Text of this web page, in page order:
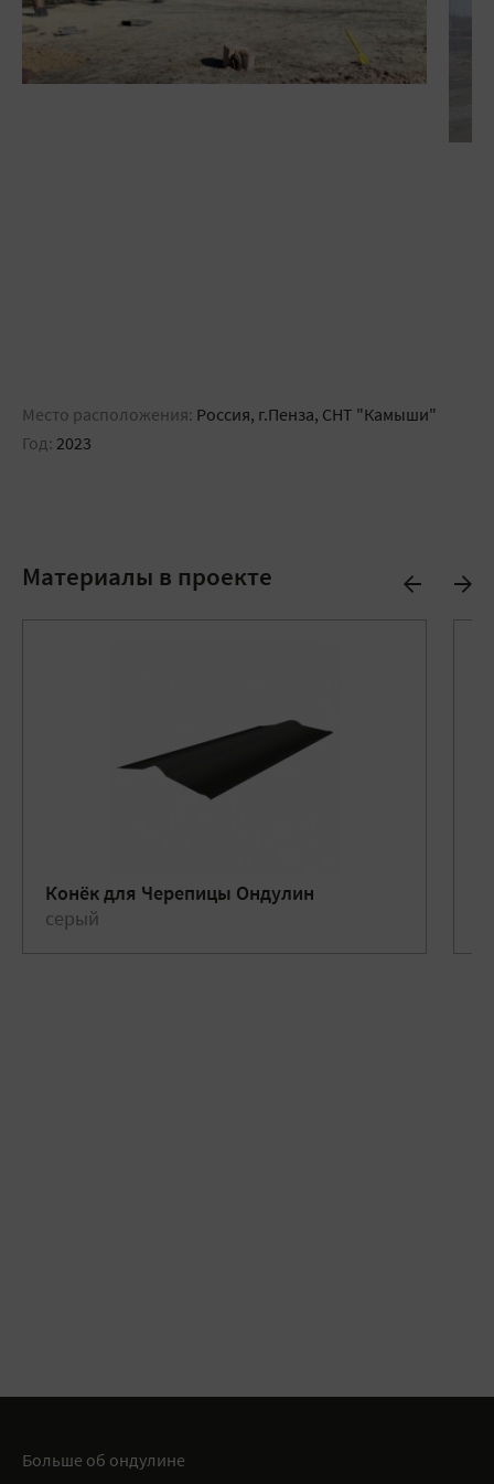
Место расположения: Россия, г.Пенза, СНТ "Камыши"
Год: 2023
Материалы в проекте
Конёк для Черепицы Ондулин
серый
Больше об ондулине